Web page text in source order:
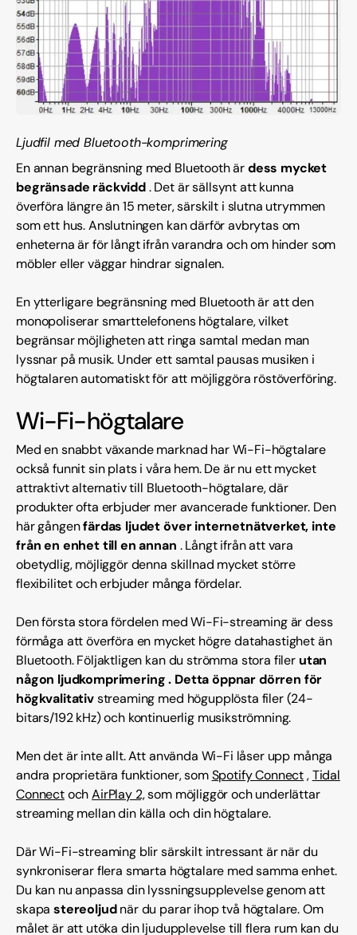
Ljudfil med Bluetooth-komprimering
En annan begränsning med Bluetooth ärdess mycket
begränsade räckvidd. Det är sällsynt att kunna
överföra längre än 15 meter, särskilt i slutna utrymmen
som ett hus. Anslutningen kan därför avbrytas om
enheterna är för långt ifrån varandra och om hinder som
möbler eller väggar hindrar signalen.
En ytterligare begränsning med Bluetooth är att den
monopoliserar smarttelefonens högtalare, vilket
begränsar möjligheten att ringa samtal medan man
lyssnar på musik. Under ett samtal pausas musiken i
högtalaren automatiskt för att möjliggöra röstöverföring.
Wi-Fi-högtalare
Med en snabbt växande marknad har Wi-Fi-högtalare
också funnit sin plats i våra hem. De är nu ett mycket
attraktivt alternativ till Bluetooth-högtalare, där
produkter ofta erbjuder mer avancerade funktioner. Den
här gångenfärdas ljudet över internetnätverket, inte
från en enhet till en annan . Långt ifrån att vara
obetydlig, möjliggör denna skillnad mycket större
flexibilitet och erbjuder många fördelar.
Den första stora fördelen med Wi-Fi-streaming är dess
förmåga att överföra en mycket högre datahastighet än
Bluetooth. Följaktligen kan du strömma stora filer utan
någon ljudkomprimering . Detta öppnar dörren för
högkvalitativstreaming med högupplösta filer (24-
bitars/192 kHz) och kontinuerlig musikströmning.
Men det är inte allt. Att använda Wi-Fi låser upp många
andra proprietära funktioner, somSpotify Connect,Tidal
ConnectochAirPlay 2,som möjliggör och underlättar
streaming mellan din källa och din högtalare.
Där Wi-Fi-streaming blir särskilt intressant är när du
synkroniserar flera smarta högtalare med samma enhet.
Du kan nu anpassa din lyssningsupplevelse genom att
skapastereoljudnär du parar ihop två högtalare. Om
målet är att utöka din ljudupplevelse till flera rum kan du